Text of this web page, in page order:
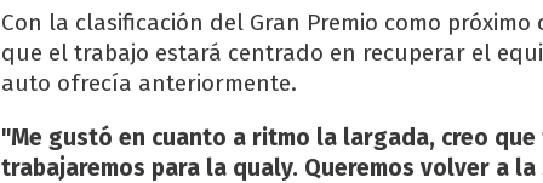
Con la clasificación del Gran Premio como
que el trabajo estará centrado en recuperar el
auto ofrecía anteriormente.
"Me gustó en cuanto a ritmo la largada, creo
trabajaremos para la qualy. Queremos volver a